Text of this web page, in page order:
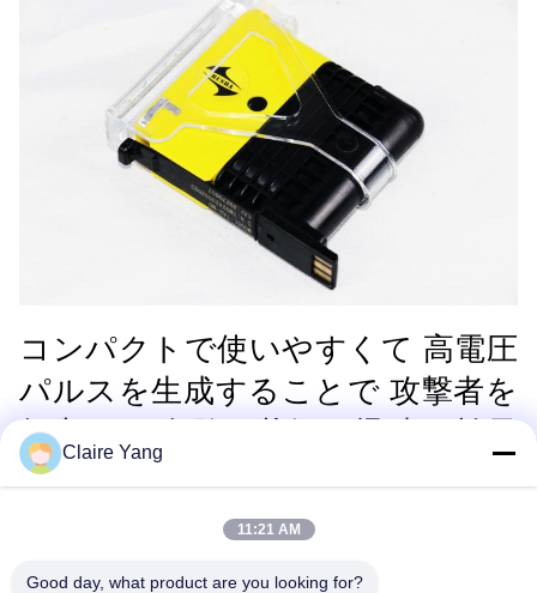
コンパクトで使いやすくて 高電圧
パルスを生成することで 攻撃者を
無力にし 危険な状況で迅速で効果
的な保護を保証します
Claire Yang
11:21 AM
Good day, what product are you looking for?